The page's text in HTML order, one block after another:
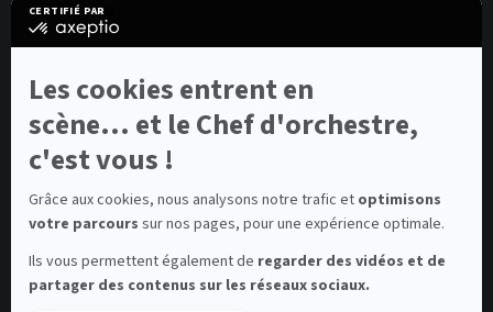
CERTIFIÉ PAR
certifié
En
plus
Axeptio
Les cookies entrent en
scène... et le Chef d'orchestre,
c'est vous !
Grâce aux cookies, nous analysons notre trafic et optimisons
votre parcours sur nos pages, pour une expérience optimale.
Ils vous permettent également de regarder des vidéos et de
partager des contenus sur les réseaux sociaux.
Nous rejoindre
Offres d'emploi
Candidature spontanée
Concours et auditions
Contacts
Contacts spectateurs et visiteurs
Médiateur de la consommation
Newsletter